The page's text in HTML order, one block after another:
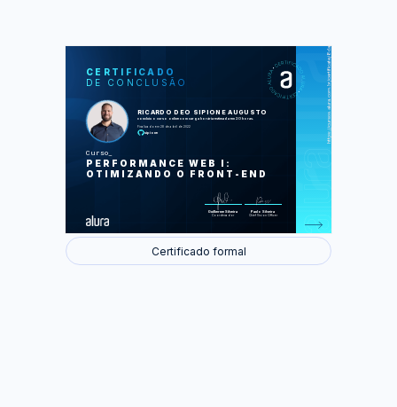
CERTIFICADO
DE CONCLUSÃO
RICARDO DEO SIPIONE AUGUSTO
concluiu o curso online com carga horária estimada em 20 horas.
Finalizado em 28 de abril de 2022
sipione
Curso
PERFORMANCE WEB I:
OTIMIZANDO O FRONT-END
Guilherme Silveira
Coordenador
Paulo Silveira
Chief Vision Officer
https://cursos.alura.com.br/certificate/8da73f3e-8e55-4a05-a67c-44c69f2443d4
LAS
Economizando bytes
Otimizações de Imagens
Concatenações & Trade-offs
Conclusão
Foram feitas 83 de 83 atividades.
Certificado formal